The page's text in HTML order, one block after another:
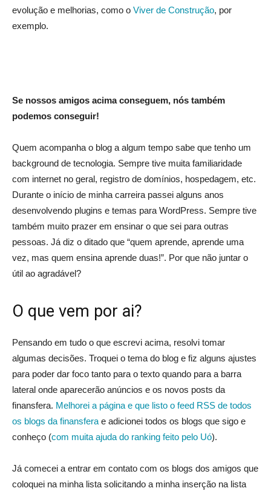
evolução e melhorias, como o Viver de Construção, por
exemplo.
Se nossos amigos acima conseguem, nós também
podemos conseguir!
Quem acompanha o blog a algum tempo sabe que tenho um
background de tecnologia. Sempre tive muita familiaridade
com internet no geral, registro de domínios, hospedagem, etc.
Durante o início de minha carreira passei alguns anos
desenvolvendo plugins e temas para WordPress. Sempre tive
também muito prazer em ensinar o que sei para outras
pessoas. Já diz o ditado que “quem aprende, aprende uma
vez, mas quem ensina aprende duas!”. Por que não juntar o
útil ao agradável?
O que vem por ai?
Pensando em tudo o que escrevi acima, resolvi tomar
algumas decisões. Troquei o tema do blog e fiz alguns ajustes
para poder dar foco tanto para o texto quando para a barra
lateral onde aparecerão anúncios e os novos posts da
finansfera. Melhorei a página e que listo o feed RSS de todos
os blogs da finansfera e adicionei todos os blogs que sigo e
conheço (com muita ajuda do ranking feito pelo Uó).
Já comecei a entrar em contato com os blogs dos amigos que
coloquei na minha lista solicitando a minha inserção na lista